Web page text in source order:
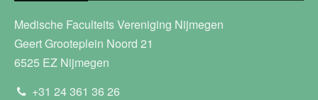
Medische Faculteits Vereniging Nijmegen
Geert Grooteplein Noord 21
6525 EZ Nijmegen
+31 24 361 36 26